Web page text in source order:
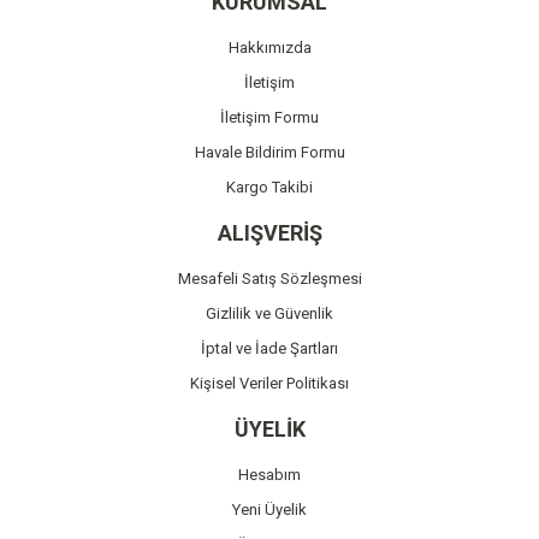
Ürün bilgilerinde hatalar bulunuyor.
Ürün fiyatı diğer sitelerden daha pahalı.
Bu ürüne benzer farklı alternatifler olmalı.
Gönder
Hakkımızda
İletişim
İletişim Formu
Havale Bildirim Formu
Kargo Takibi
ALIŞVERİŞ
Mesafeli Satış Sözleşmesi
Gizlilik ve Güvenlik
İptal ve İade Şartları
Kişisel Veriler Politikası
ÜYELİK
Hesabım
Yeni Üyelik